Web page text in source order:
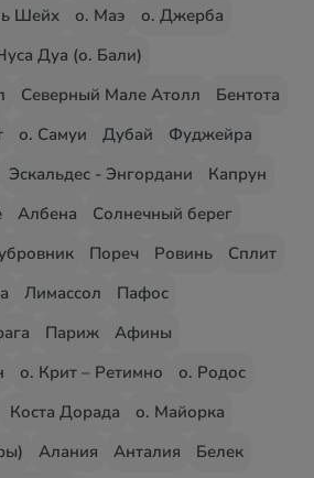
Шейх о. Маэ
о. Джерба
Дуа (о. Бали)
Северный Мале Атолл
Бентота
о. Самуи Дубай
Фуджейра
Эскальдес - Энгордани
Капрун
Албена
Солнечный берег
Пореч Ровинь
Сплит
Лимассол
Пафос
Париж
Афины
о. Крит – Ретимно
о. Родос
Коста Дорада
о. Майорка
Алания Анталия
Белек